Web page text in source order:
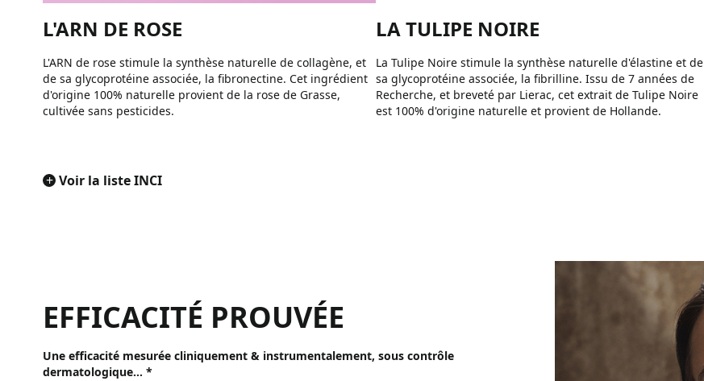
L'ARN DE ROSE
L'ARN de rose stimule la synthèse naturelle de collagène, et
de sa glycoprotéine associée, la fibronectine. Cet ingrédient
d'origine 100% naturelle provient de la rose de Grasse,
cultivée sans pesticides.
LA TULIPE NOIRE
La Tulipe Noire stimule la synthèse naturelle d'élastine et de
sa glycoprotéine associée, la fibrilline. Issu de 7 années de
Recherche, et breveté par Lierac, cet extrait de Tulipe Noire
est 100% d'origine naturelle et provient de Hollande.
+ Voir la liste INCI
EFFICACITÉ PROUVÉE
Une efficacité mesurée cliniquement & instrumentalement, sous contrôle
dermatologique… *